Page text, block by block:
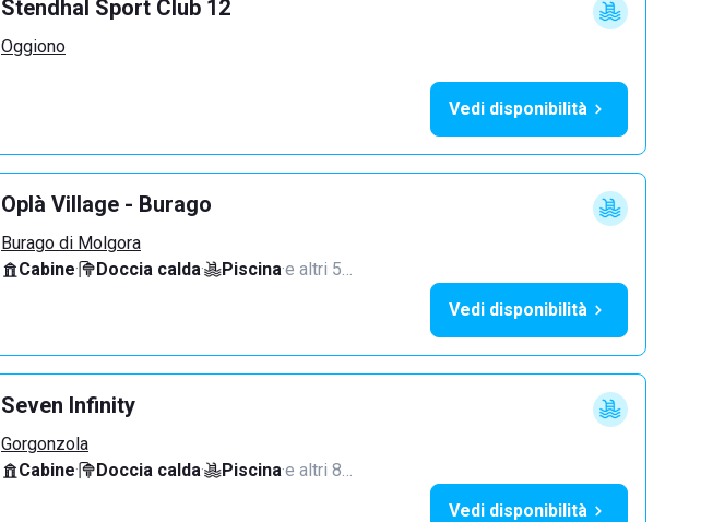
Stendhal Sport Club 12
Oggiono
Vedi disponibilità
Oplà Village - Burago
Burago di Molgora
Cabine· Doccia calda· Piscina·e altri 5…
Vedi disponibilità
Seven Infinity
Gorgonzola
Cabine· Doccia calda· Piscina·e altri 8…
Vedi disponibilità